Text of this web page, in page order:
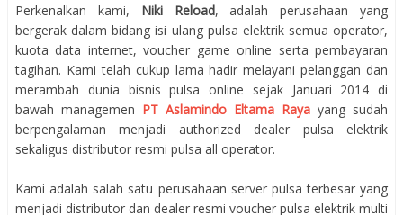
Perkenalkan kami, Niki Reload, adalah perusahaan yang
bergerak dalam bidang isi ulang pulsa elektrik semua operator,
kuota data internet, voucher game online serta pembayaran
tagihan. Kami telah cukup lama hadir melayani pelanggan dan
merambah dunia bisnis pulsa online sejak Januari 2014 di
bawah managemen PT Aslamindo Eltama Raya yang sudah
berpengalaman menjadi authorized dealer pulsa elektrik
sekaligus distributor resmi pulsa all operator.
Kami adalah salah satu perusahaan server pulsa terbesar yang
menjadi distributor dan dealer resmi voucher pulsa elektrik multi